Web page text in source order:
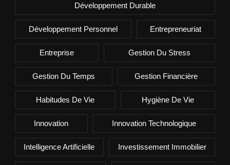
Développement Durable
Développement Personnel Entrepreneuriat
Entreprise Gestion Du Stress
Gestion Du Temps Gestion Financière
Habitudes De Vie Hygiène De Vie
Innovation Innovation Technologique
Intelligence Artificielle Investissement Immobilier